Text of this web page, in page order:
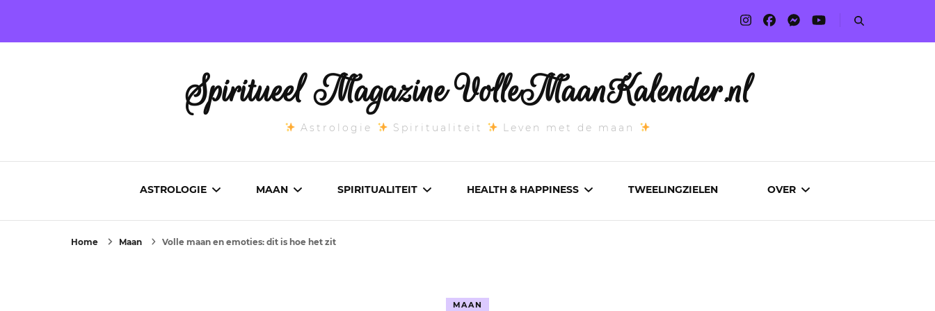
Spiritueel Magazine VolleMaanKalender.nl
Astrologie Spiritualiteit Leven met de maan
ASTROLOGIE MAAN SPIRITUALITEIT HEALTH & HAPPINESS TWEELINGZIELEN OVER
Home Maan Volle maan en emoties: dit is hoe het zit
MAAN